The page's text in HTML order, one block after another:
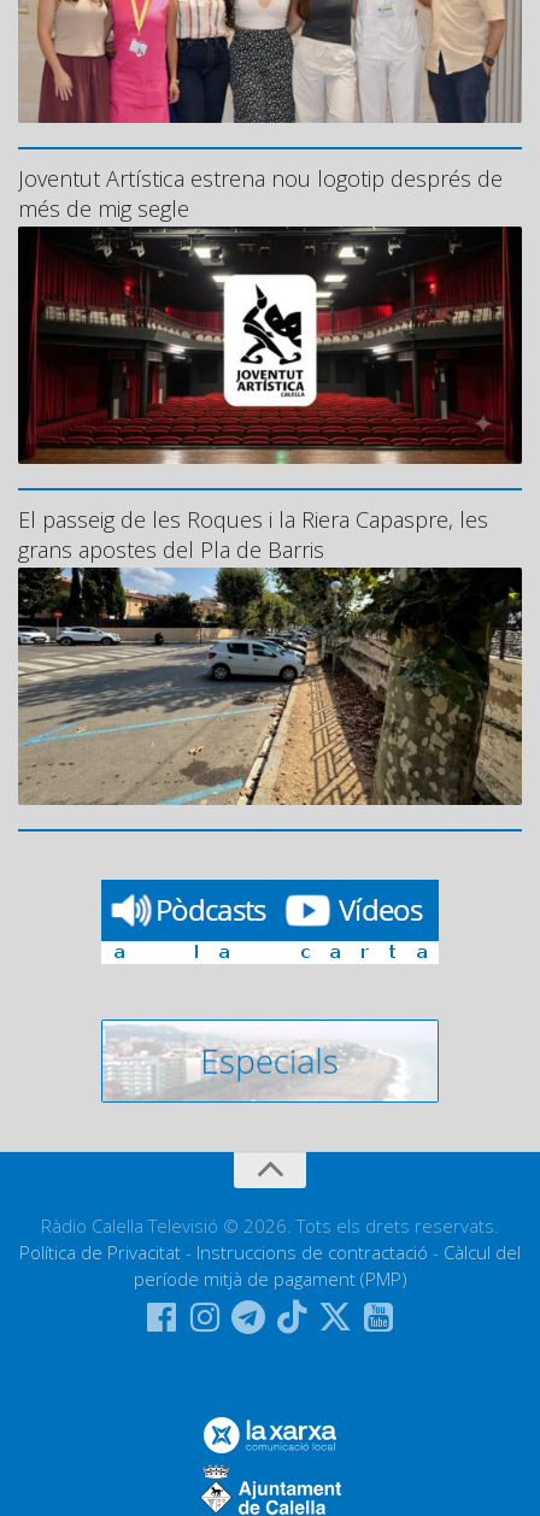
Joventut Artística estrena nou logotip després de
més de mig segle
El passeig de les Roques i la Riera Capaspre, les
grans apostes del Pla de Barris
Ràdio Calella Televisió © 2026. Tots els drets reservats.
Política de Privacitat - Instruccions de contractació - Càlcul del
període mitjà de pagament (PMP)